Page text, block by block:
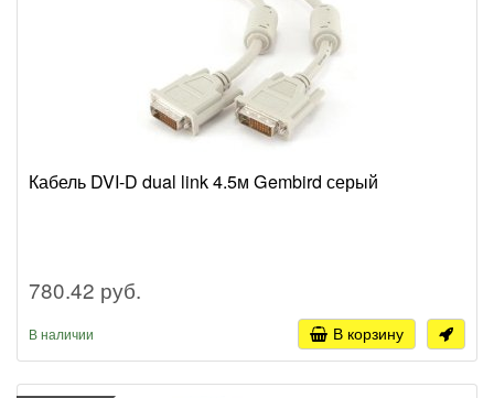
Кабель DVI-D dual link 4.5м Gembird серый
780.42 руб.
В наличии В корзину